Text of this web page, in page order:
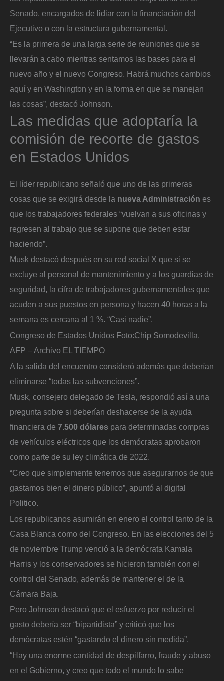
Senado, encargados de lidiar con la financiación del
Ejecutivo o con la estructura gubernamental.
“Es la primera de una larga serie de reuniones que se
llevarán a cabo mientras sentamos las bases para el
nuevo año y el nuevo Congreso. Habrá muchos cambios
aquí y en Washington y en la forma en que se manejan
las cosas”, destacó Johnson.
Las medidas que adoptaría la
comisión de recorte de gastos
en Estados Unidos
El líder republicano señaló que uno de las primeras
cosas que se exigirá desde la nueva Administración es
que los trabajadores federales “vuelvan a sus oficinas y
regresen al trabajo que se supone que deben estar
haciendo”.
Musk destacó después en su red social X que si se
excluye al personal de mantenimiento y a los guardias de
seguridad, la cifra de trabajadores gubernamentales que
acuden a sus puestos en persona y hacen 40 horas a la
semana es cercana al 1 %. “Casi nadie”.
Congreso de Estados Unidos Foto:Chip Somodevilla.
AFP – Archivo EL TIEMPO
A la salida del encuentro consideró además que deberían
eliminarse “todas las subvenciones”.
Musk, consejero delegado de Tesla, respondió así a una
pregunta sobre si deberían deshacerse de la ayuda
financiera de 7.500 dólares para determinadas compras
de vehículos eléctricos que los demócratas aprobaron
como parte de su ley climática de 2022.
“Creo que simplemente tenemos que asegurarnos de que
gastamos bien el dinero público”, apuntó al digital
Politico.
Los republicanos asumirán en enero el control tanto de la
Casa Blanca como del Congreso. En las elecciones del 5
de noviembre Trump venció a la demócrata Kamala
Harris y los conservadores se hicieron también con el
control del Senado, además de mantener el de la
Cámara Baja.
Pero Johnson destacó que el esfuerzo por reducir el
gasto debería ser “bipartidista” y criticó que los
demócratas estén “gastando el dinero sin medida”.
“Hay una enorme cantidad de despilfarro, fraude y abuso
en el Gobierno, y creo que todo el mundo lo sabe